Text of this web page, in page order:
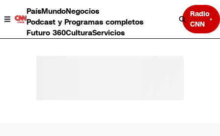
PaísMundoNegocios
Podcast y Programas completos
Futuro 360CulturaServicios
Radio
CNN